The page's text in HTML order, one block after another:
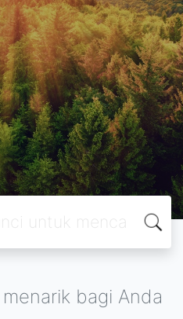
bagi Anda